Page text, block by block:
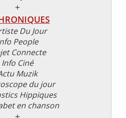
+
Du Jour
People
Connecte
Info Ciné
Muzik
du jour
Hippiques
en chanson